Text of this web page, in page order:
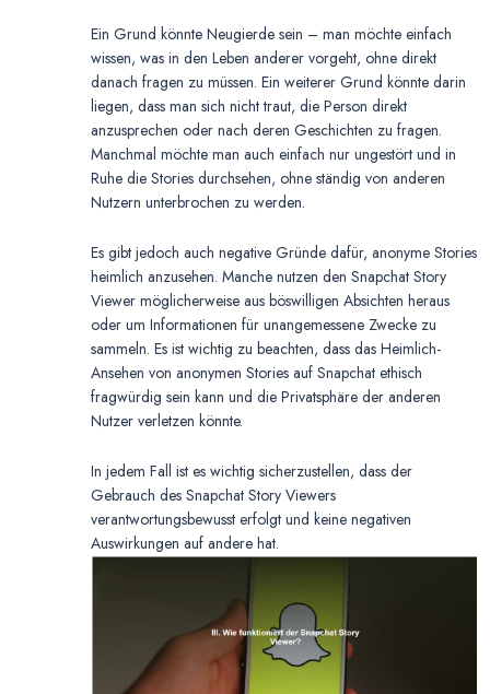
Ein Grund könnte Neugierde sein – man möchte einfach
wissen, was in den Leben anderer vorgeht, ohne direkt
danach fragen zu müssen. Ein weiterer Grund könnte darin
liegen, dass man sich nicht traut, die Person direkt
anzusprechen oder nach deren Geschichten zu fragen.
Manchmal möchte man auch einfach nur ungestört und in
Ruhe die Stories durchsehen, ohne ständig von anderen
Nutzern unterbrochen zu werden.
Es gibt jedoch auch negative Gründe dafür, anonyme Stories
heimlich anzusehen. Manche nutzen den Snapchat Story
Viewer möglicherweise aus böswilligen Absichten heraus
oder um Informationen für unangemessene Zwecke zu
sammeln. Es ist wichtig zu beachten, dass das Heimlich-
Ansehen von anonymen Stories auf Snapchat ethisch
fragwürdig sein kann und die Privatsphäre der anderen
Nutzer verletzen könnte.
In jedem Fall ist es wichtig sicherzustellen, dass der
Gebrauch des Snapchat Story Viewers
verantwortungsbewusst erfolgt und keine negativen
Auswirkungen auf andere hat.